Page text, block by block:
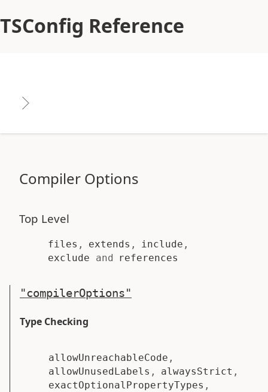
スキップしてメインコンテンツに進む
TSConfig Reference
Compiler Options
Top Level
files , extends , include ,
exclude and references
"compilerOptions"
Type Checking
allowUnreachableCode ,
allowUnusedLabels , alwaysStrict ,
exactOptionalPropertyTypes ,